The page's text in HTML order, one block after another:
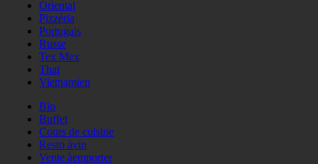
Oriental
Pizzéria
Portugais
Russe
Tex Mex
Thaï
Vietnamien
Bio
Buffet
Cours de cuisine
Resto àvin
Vente àemporter